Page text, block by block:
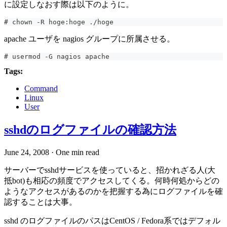
に設定しなおす際は以下のように。
# chown -R hoge:hoge ./hoge
apache ユーザを nagios グループに所属させる。
# usermod -G nagios apache
Tags:
Command
Linux
User
sshdのログファイルの確認方法
June 24, 2008 · One min read
サーバーでsshdサービスを使っていると、招かれざる人(大
抵bot)も相応の頻度でアクセスしてくる。何時何処からどの
ようなアクセスがあるのかを把握する為にログファイルを確
認することは大事。
sshd のログファイルのパスはCentOS / Fedora系ではデフォル